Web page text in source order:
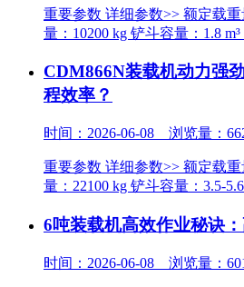
重要参数 详细参数>> 额定载
量：10200 kg 铲斗容量：1.8
CDM866N装载机动力强
程效率？
时间：2026-06-08 浏览量：
重要参数 详细参数>> 额定载
量：22100 kg 铲斗容量：3.5-
6吨装载机高效作业秘诀
时间：2026-06-08 浏览量：